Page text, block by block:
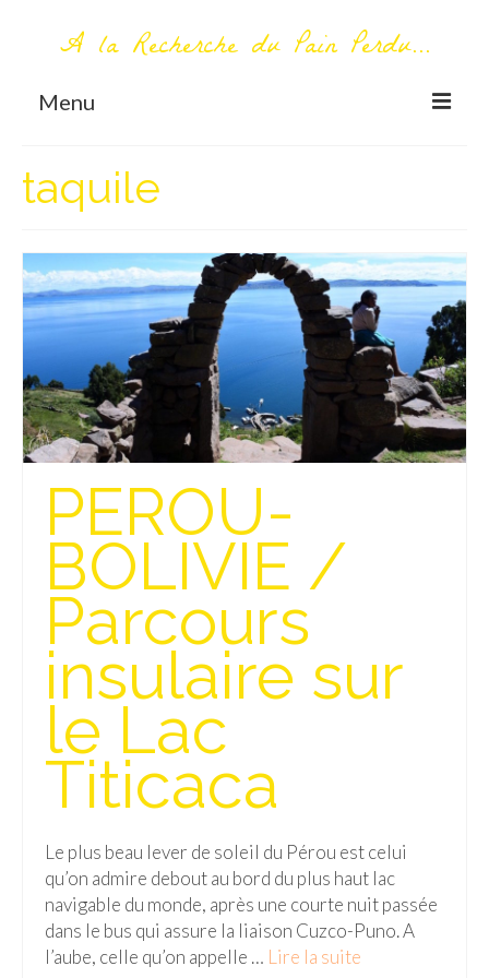
A la Recherche du Pain Perdu...
Menu
Première visite – A propos
Me contacter
AUTOUR DU MONDE
AFRIQUE
La Réunion
AMERIQUE DU SUD
Isla del Sol
Lac Titicaca
Salar d’Uyuni
Chili
Paraguay
Pérou
Machu Picchu
ASIE
Chine
taquile
PEROU-
BOLIVIE /
Parcours
insulaire sur
le Lac
Titicaca
Le plus beau lever de soleil du Pérou est celui
qu’on admire debout au bord du plus haut lac
navigable du monde, après une courte nuit passée
dans le bus qui assure la liaison Cuzco-Puno. A
l’aube, celle qu’on appelle … Lire la suite­­